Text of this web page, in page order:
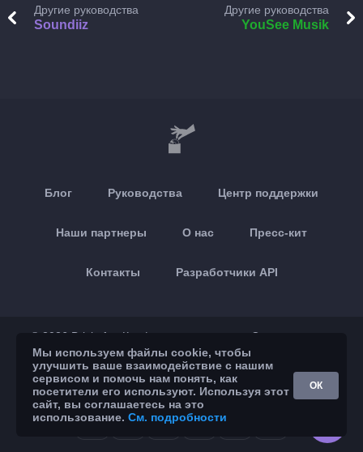
Другие руководства
Soundiiz
Другие руководства
YouSee Musik
Блог Руководства Центр поддержки
Наши партнеры О нас Пресс-кит
Контакты Разработчики API
© 2026 Brickoft Конфиденциальность Статус сервиса
App Store Google Play
Мы используем файлы cookie, чтобы
улучшить ваше взаимодействие с нашим
сервисом и помочь нам понять, как
посетители его используют. Используя этот
сайт, вы соглашаетесь на это
использование. См. подробности
ОК